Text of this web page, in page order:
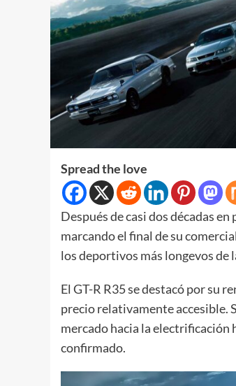
Spread the love
Después de casi dos décadas
marcando el final de su
los deportivos más longevos
El GT-R R35 se destacó por su
precio relativamente accesible.
mercado hacia la electrificación
confirmado.